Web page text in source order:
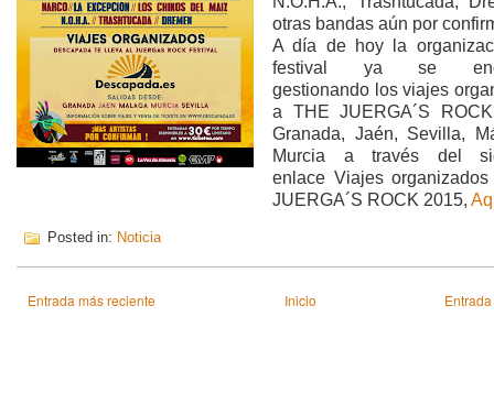
otras bandas aún por
A día de hoy la
festival ya se
gestionando los viajes
a THE JUERGA´S
Granada, Jaén, Sevilla,
Murcia a través del
enlace Viajes
JUERGA´S ROCK 2015,
Posted in: Noticia
Entrada más reciente Inicio